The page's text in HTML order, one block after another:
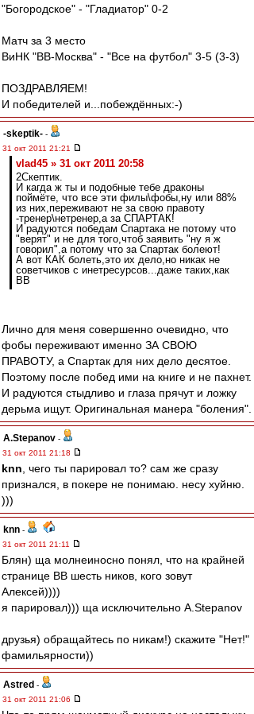
"Богородское" - "Гладиатор" 0-2
Матч за 3 место
ВиНК "ВВ-Москва" - "Все на футбол" 3-5 (3-3)
ПОЗДРАВЛЯЕМ!
И победителей и...побеждённых:-)
-skeptik- -
31 окт 2011 21:21
vlad45 » 31 окт 2011 20:58
2Скептик.
И кагда ж ты и подобные тебе драконы
поймёте, что все эти филы\фобы,ну или 88%
из них,переживают не за свою правоту
-тренер\нетренер,а за СПАРТАК!
И радуются победам Спартака не потому что
"верят" и не для того,чтоб заявить "ну я ж
говорил",а потому что за Спартак болеют!
А вот КАК болеть,это их дело,но никак не
советчиков с инетресурсов...даже таких,как
ВВ
Лично для меня совершенно очевидно, что
фобы переживают именно ЗА СВОЮ
ПРАВОТУ, а Спартак для них дело десятое.
Поэтому после побед ими на книге и не пахнет.
И радуются стыдливо и глаза прячут и ложку
дерьма ищут. Оригинальная манера "боления".
A.Stepanov -
31 окт 2011 21:18
knn , чего ты парировал то? сам же сразу
признался, в покере не понимаю. несу хуйню.
)))
knn -
31 окт 2011 21:11
Блян) ща молнеиносно понял, что на крайней
странице ВВ шесть ников, кого зовут
Алексей))))
я парировал))) ща исключительно A.Stepanov
друзья) обращайтесь по никам!) скажите "Нет!"
фамильярности))
Astred -
31 окт 2011 21:06